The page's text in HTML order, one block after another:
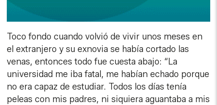
Toco fondo cuando volvió de vivir unos meses en
el extranjero y su exnovia se había cortado las
venas, entonces todo fue cuesta abajo: “La
universidad me iba fatal, me habían echado porque
no era capaz de estudiar. Todos los días tenía
peleas con mis padres, ni siquiera aguantaba a mis